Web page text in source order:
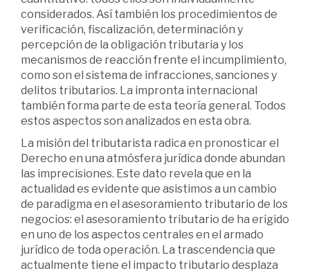
considerados. Así también los procedimientos de
verificación, fiscalización, determinación y
percepción de la obligación tributaria y los
mecanismos de reacción frente el incumplimiento,
como son el sistema de infracciones, sanciones y
delitos tributarios. La impronta internacional
también forma parte de esta teoría general. Todos
estos aspectos son analizados en esta obra.
La misión del tributarista radica en pronosticar el
Derecho en una atmósfera jurídica donde abundan
las imprecisiones. Este dato revela que en la
actualidad es evidente que asistimos a un cambio
de paradigma en el asesoramiento tributario de los
negocios: el asesoramiento tributario de ha erigido
en uno de los aspectos centrales en el armado
jurídico de toda operación. La trascendencia que
actualmente tiene el impacto tributario desplaza